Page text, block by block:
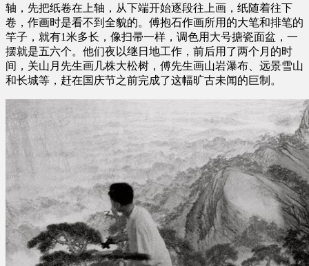
轴，先把纸卷在上轴，从下端开始逐段往上画，纸随着往下
卷，作画时是看不到全貌的。傅抱石作画所用的大笔和排笔的
竿子，就有1米多长，像扫帚一样，调色用大号搪瓷面盆，一
摆就是五六个。他们夜以继日地工作，前后用了两个月的时
间，关山月先生画几株大松树，傅先生画山岩瀑布、远景雪山
和长城等，赶在国庆节之前完成了这幅旷古未闻的巨制。